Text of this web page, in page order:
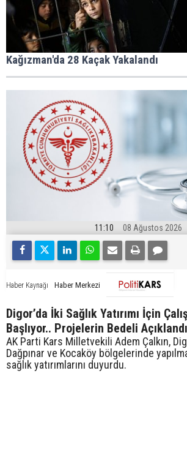
Kağızman'da 28 Kaçak Yakalandı
11:10 08 Ağustos 2026
Haber Kaynağı Haber Merkezi
Digor’da İki Sağlık Yatırımı İçin
Başlıyor.. Projelerin Bedeli
AK Parti Kars Milletvekili Adem Çalkın,
Dağpınar ve Kocaköy bölgelerinde
sağlık yatırımlarını duyurdu.